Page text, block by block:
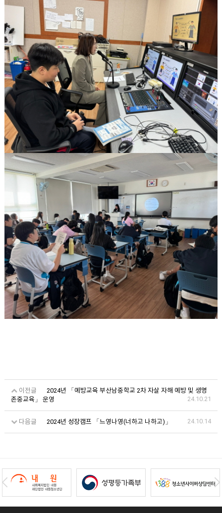
이전글
2024년 「예방교육 부산남중학교 2차 자살 자해 예방 및 생명
존중교육」 운영
24.10.21
다음글 2024년 성장캠프 「느영나영(너하고 나하고)」 24.10.14